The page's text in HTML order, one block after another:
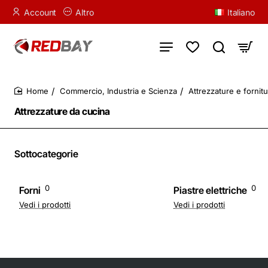
Account Altro Italiano
Attrezzature da cucina
Commercio, Industria e Scienza Attrezzature e
Sottocategorie
Forni 0
Vedi i prodotti
Piastre elettriche 0
Vedi i prodotti